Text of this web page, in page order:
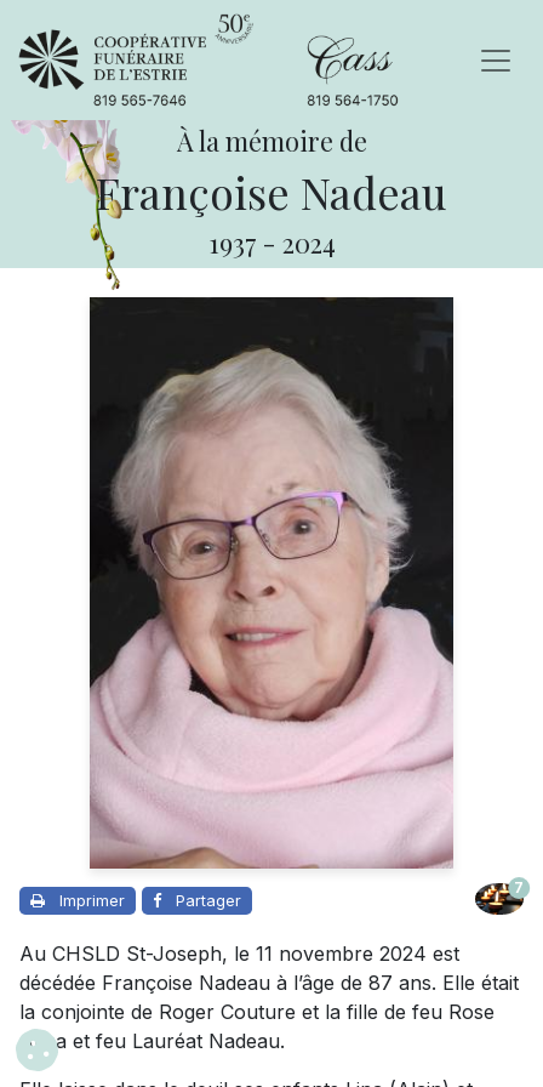
À la mémoire de
Françoise Nadeau
1937 - 2024
Imprimer Partager
7
Au CHSLD St-Joseph, le 11 novembre 2024 est
décédée Françoise Nadeau à l’âge de 87 ans. Elle était
la conjointe de Roger Couture et la fille de feu Rose
Alma et feu Lauréat Nadeau.